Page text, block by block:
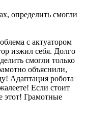
определить смогли
с актуатором
изжил себя. Долго
смогли только
объяснили,
Адаптация робота
Если стоит
этот! Грамотные